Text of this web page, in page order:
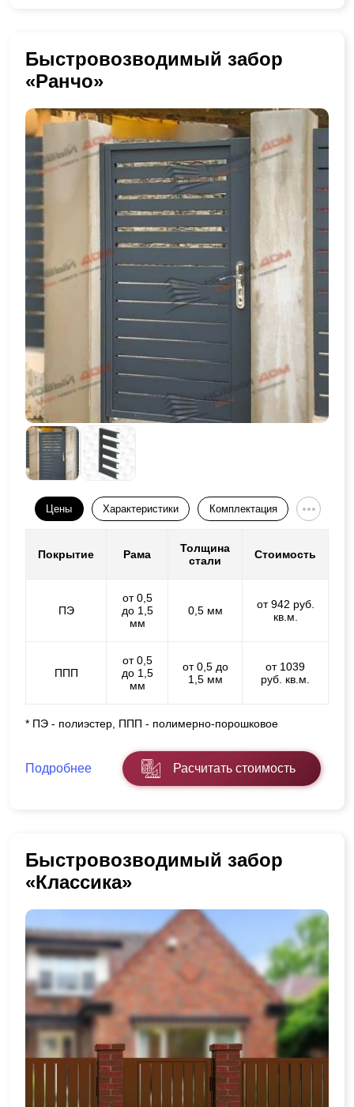
Быстровозводимый забор
«Ранчо»
Цены Характеристики Комплектация
Покрытие Рама
Толщина
стали
Стоимость
ПЭ
от 0,5
до 1,5
мм
0,5 мм
от 942 руб.
кв.м.
ППП
от 0,5
до 1,5
мм
от 0,5 до
1,5 мм
от 1039
руб. кв.м.
* ПЭ - полиэстер, ППП - полимерно-порошковое
Подробнее Расчитать стоимость
Быстровозводимый забор
«Классика»